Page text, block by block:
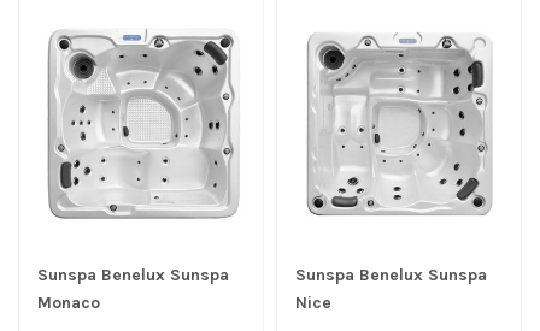
Sunspa Benelux Sunspa
Monaco
Sunspa Benelux Sunspa
Nice